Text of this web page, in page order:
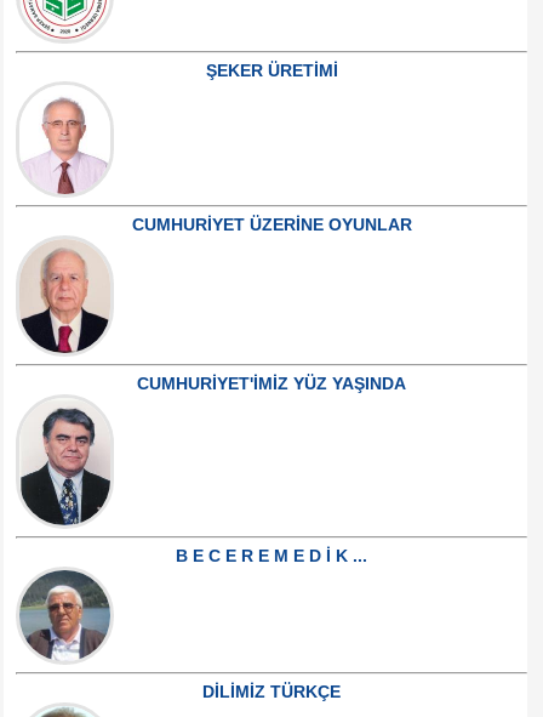
ŞEKER ÜRETİMİ
CUMHURİYET ÜZERİNE OYUNLAR
CUMHURİYET'İMİZ YÜZ YAŞINDA
B E C E R E M E D İ K ...
DİLİMİZ TÜRKÇE